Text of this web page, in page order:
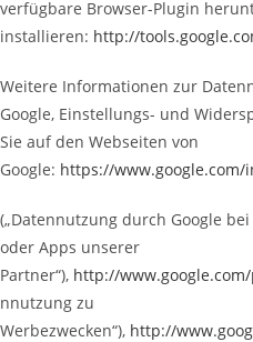
verfügbare Browser-Plugin
installieren: http://
Weitere Informationen zur
Google, Einstellungs- und
Sie auf den Webseiten von
Google: https://
(„Datennutzung durch Google
oder Apps unserer
Partner“), http://
nnutzung zu
Werbezwecken“), http://